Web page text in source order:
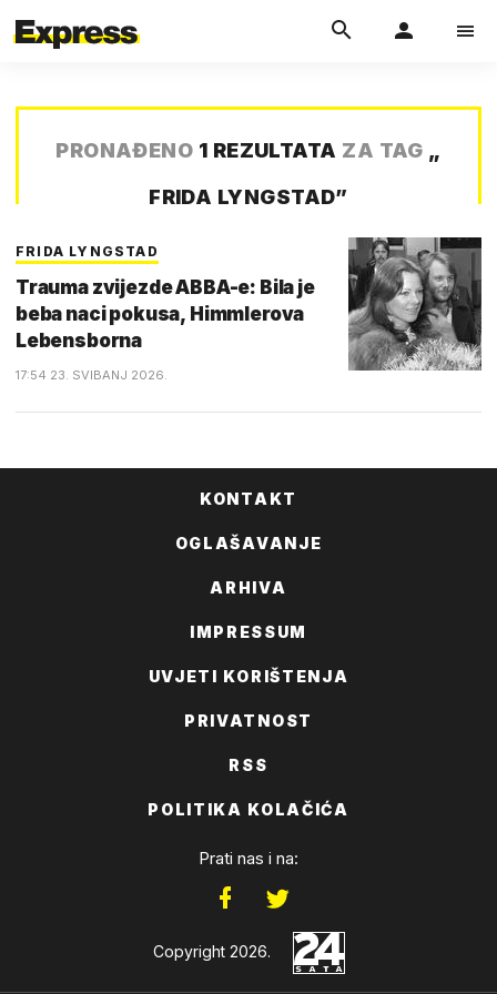
PRONAĐENO 1 REZULTATA ZA TAG „
FRIDA LYNGSTAD”
FRIDA LYNGSTAD
Trauma zvijezde ABBA-e: Bila je
beba naci pokusa, Himmlerova
Lebensborna
17:54 23. SVIBANJ 2026.
KONTAKT
OGLAŠAVANJE
ARHIVA
IMPRESSUM
UVJETI KORIŠTENJA
PRIVATNOST
RSS
POLITIKA KOLAČIĆA
Prati nas i na:
Copyright 2026.